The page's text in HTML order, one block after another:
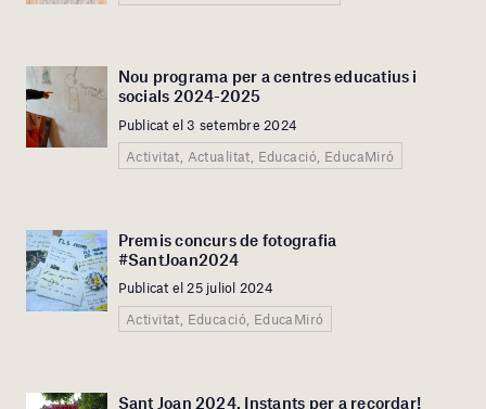
Nou programa per a centres educatius i
socials 2024-2025
Publicat el 3 setembre 2024
Activitat, Actualitat, Educació, EducaMiró
Premis concurs de fotografia
#SantJoan2024
Publicat el 25 juliol 2024
Activitat, Educació, EducaMiró
Sant Joan 2024. Instants per a recordar!